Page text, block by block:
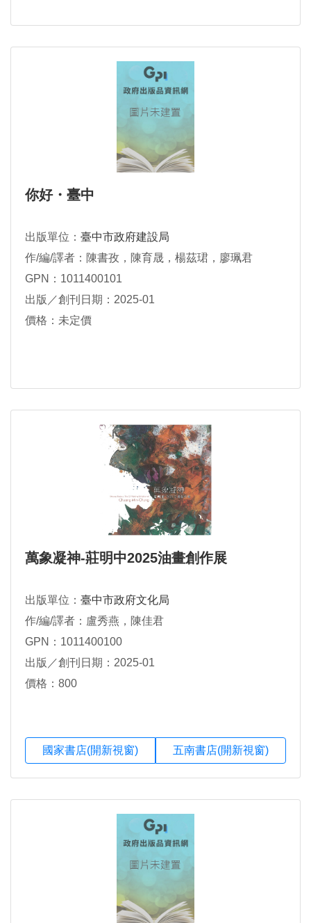
你好・臺中
出版單位： 臺中市政府建設局
作/編/譯者：陳書孜，陳育晟，楊茲珺，廖珮君
GPN：1011400101
出版／創刊日期：2025-01
價格：未定價
萬象凝神-莊明中2025油畫創作展
出版單位： 臺中市政府文化局
作/編/譯者：盧秀燕，陳佳君
GPN：1011400100
出版／創刊日期：2025-01
價格：800
國家書店(開新視窗) 五南書店(開新視窗)